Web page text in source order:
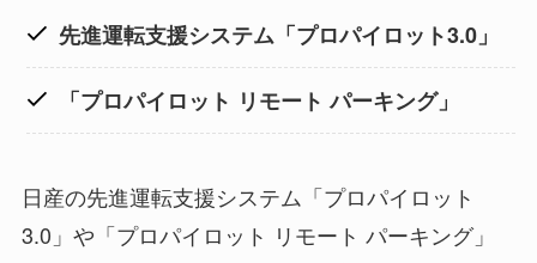
先進運転支援システム「プロパイロット3.0」
「プロパイロット リモート パーキング」
日産の先進運転支援システム「プロパイロット
3.0」や「プロパイロット リモート パーキング」